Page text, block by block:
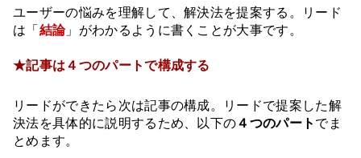
ユーザーの悩みを理解して、解決法を提案する。リード
は「 結論」がわかるように書くことが大事です。
★記事は４つのパートで構成する
リードができたら次は記事の構成。リードで提案した解
決法を具体的に説明するため、以下の４つのパート でま
とめます。